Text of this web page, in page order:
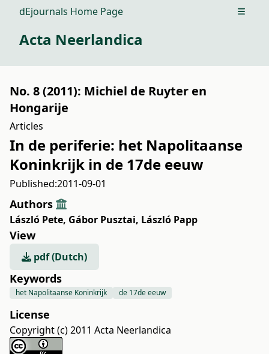
dEjournals Home Page Open
Acta Neerlandica
No. 8 (2011): Michiel de Ruyter en
Hongarije
Articles
In de periferie: het Napolitaanse
Koninkrijk in de 17de eeuw
Published:2011-09-01
Authors
László Pete, Gábor Pusztai, László Papp
View
pdf (Dutch)
Keywords
het Napolitaanse Koninkrijk de 17de eeuw
License
Copyright (c) 2011 Acta Neerlandica